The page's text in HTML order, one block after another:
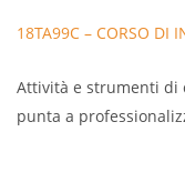
18TA99C – CORSO DI
Attività e strumenti di
punta a
nei pubblici esercizi,